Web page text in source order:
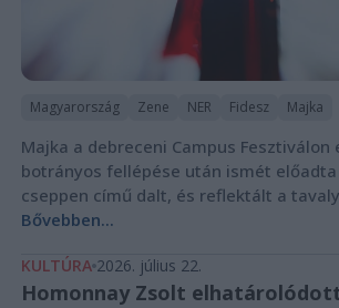
Magyarország Zene NER Fidesz Majka
Majka a debreceni Campus Fesztiválon
botrányos fellépése után ismét előadta
cseppen című dalt, és reflektált a
Bővebben...
KULTÚRA 2026. július 22.
Homonnay Zsolt